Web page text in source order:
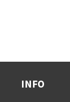
INFO